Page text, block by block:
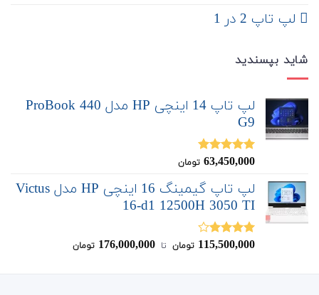
لپ تاپ 2 در 1
شاید بپسندید
لپ تاپ 14 اینچی HP مدل ProBook 440
G9
نمره5.00
63,450,000 تومان
لپ تاپ گیمینگ 16 اینچی HP مدل Victus
16-d1 12500H 3050 TI
نمره
115,500,000 تومان ‌ تا ‌ 176,000,000 تومان